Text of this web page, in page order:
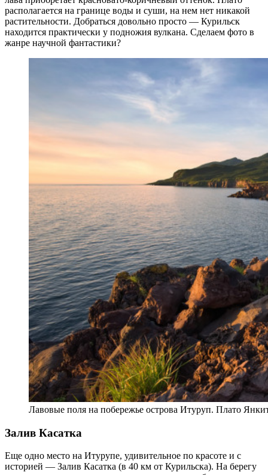
располагается на границе воды и суши, на нем нет никакой
растительности. Добраться довольно просто — Курильск
находится практически у подножия вулкана. Сделаем фото в
жанре научной фантастики?
Лавовые поля на побережье острова Итуруп. Плато
Залив Касатка
Еще одно место на Итурупе, удивительное по красоте и с
историей — Залив Касатка (в 40 км от Курильска). На берегу